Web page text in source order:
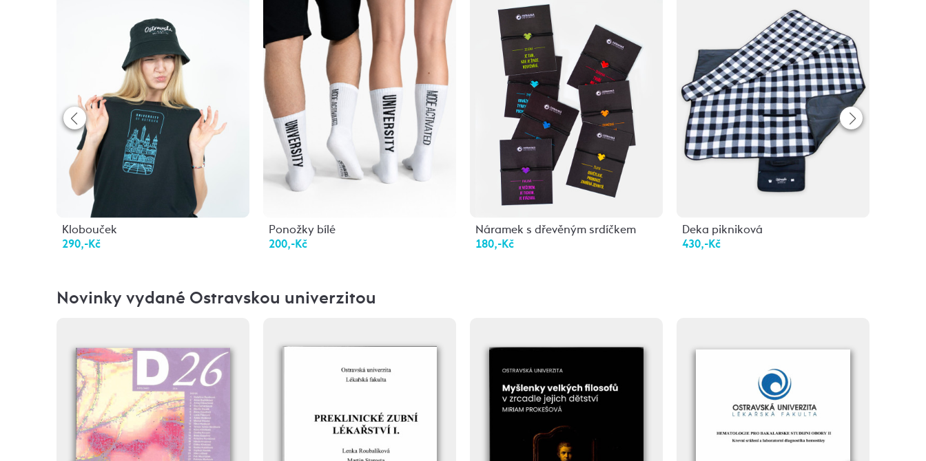
Klobouček
290,-Kč
Ponožky bílé
200,-Kč
Náramek s dřevěným srdíčkem
180,-Kč
Deka pikniková
430,-Kč
Novinky vydané Ostravskou univerzitou